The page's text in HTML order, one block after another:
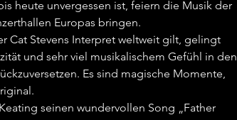
heute unvergessen ist, feiern die Musik der
Europas bringen.
Cat Stevens Interpret weltweit gilt, gelingt
und sehr viel musikalischem Gefühl in den
Es sind magische Momente,
seinen wundervollen Song „Father